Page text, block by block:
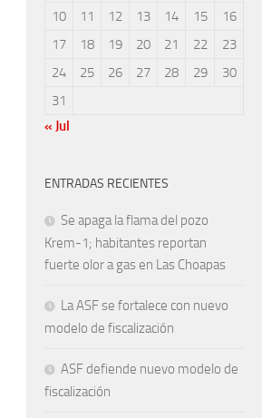
10
11 12 13 14 15
16
17
18 19 20 21 22
23
24
25 26 27 28 29
30
31
« Jul
ENTRADAS RECIENTES
Se apaga la flama del pozo
Krem-1; habitantes reportan
fuerte olor a gas en Las Choapas
La ASF se fortalece con nuevo
modelo de fiscalización
ASF defiende nuevo modelo de
fiscalización